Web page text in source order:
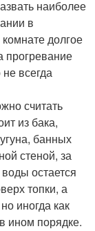
наиболее
в
долгое
прогревание
всегда
считать
из бака,
банных
стеной, за
остается
топки, а
иногда как
ином порядке.